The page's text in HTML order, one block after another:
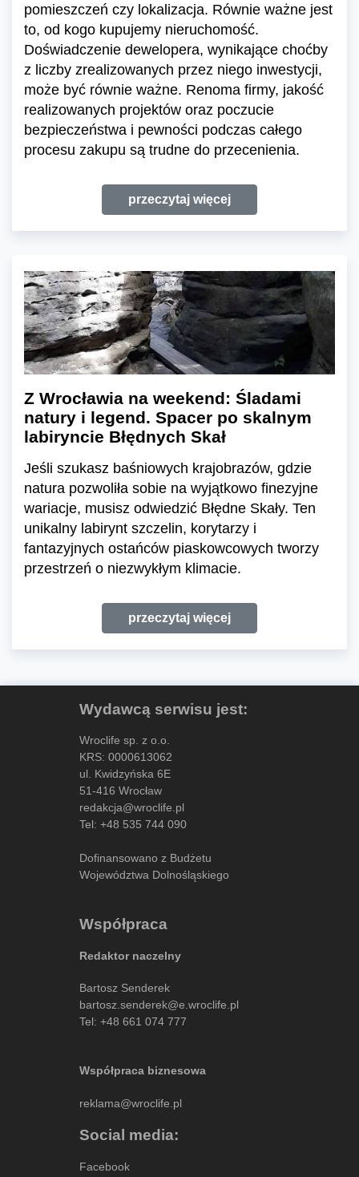
pomieszczeń czy lokalizacja. Równie ważne jest
to, od kogo kupujemy nieruchomość.
Doświadczenie dewelopera, wynikające choćby
z liczby zrealizowanych przez niego inwestycji,
może być równie ważne. Renoma firmy, jakość
realizowanych projektów oraz poczucie
bezpieczeństwa i pewności podczas całego
procesu zakupu są trudne do przecenienia.
przeczytaj więcej
Z Wrocławia na weekend: Śladami
natury i legend. Spacer po skalnym
labiryncie Błędnych Skał
Jeśli szukasz baśniowych krajobrazów, gdzie
natura pozwoliła sobie na wyjątkowo finezyjne
wariacje, musisz odwiedzić Błędne Skały. Ten
unikalny labirynt szczelin, korytarzy i
fantazyjnych ostańców piaskowcowych tworzy
przestrzeń o niezwykłym klimacie.
przeczytaj więcej
Wydawcą serwisu jest:
Wroclife sp. z o.o.
KRS: 0000613062
ul. Kwidzyńska 6E
51-416 Wrocław
redakcja@wroclife.pl
Tel: +48 535 744 090
Dofinansowano z Budżetu
Województwa Dolnośląskiego
Współpraca
Redaktor naczelny
Bartosz Senderek
bartosz.senderek@e.wroclife.pl
Tel: +48 661 074 777
Współpraca biznesowa
reklama@wroclife.pl
Social media:
Facebook